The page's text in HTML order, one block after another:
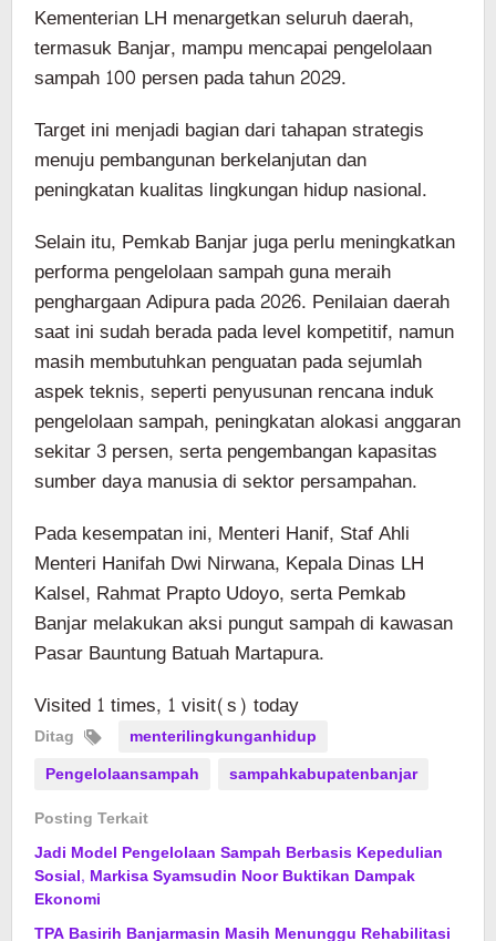
Kementerian LH menargetkan seluruh daerah,
termasuk Banjar, mampu mencapai pengelolaan
sampah 100 persen pada tahun 2029.
Target ini menjadi bagian dari tahapan strategis
menuju pembangunan berkelanjutan dan
peningkatan kualitas lingkungan hidup nasional.
Selain itu, Pemkab Banjar juga perlu meningkatkan
performa pengelolaan sampah guna meraih
penghargaan Adipura pada 2026. Penilaian daerah
saat ini sudah berada pada level kompetitif, namun
masih membutuhkan penguatan pada sejumlah
aspek teknis, seperti penyusunan rencana induk
pengelolaan sampah, peningkatan alokasi anggaran
sekitar 3 persen, serta pengembangan kapasitas
sumber daya manusia di sektor persampahan.
Pada kesempatan ini, Menteri Hanif, Staf Ahli
Menteri Hanifah Dwi Nirwana, Kepala Dinas LH
Kalsel, Rahmat Prapto Udoyo, serta Pemkab
Banjar melakukan aksi pungut sampah di kawasan
Pasar Bauntung Batuah Martapura.
Visited 1 times, 1 visit(s) today
Ditag
menterilingkunganhidup
Pengelolaansampah
sampahkabupatenbanjar
Posting Terkait
Jadi Model Pengelolaan Sampah Berbasis Kepedulian
Sosial, Markisa Syamsudin Noor Buktikan Dampak
Ekonomi
TPA Basirih Banjarmasin Masih Menunggu Rehabilitasi